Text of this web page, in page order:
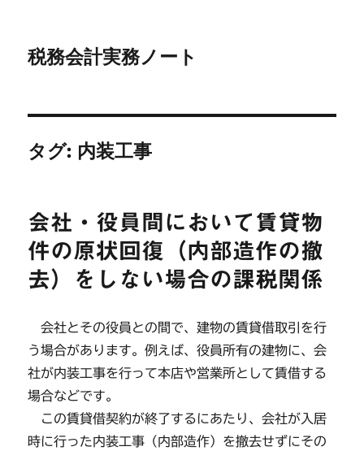
税務会計実務ノート
タグ: 内装工事
会社・役員間において賃貸物
件の原状回復（内部造作の撤
去）をしない場合の課税関係
会社とその役員との間で、建物の賃貸借取引を行
う場合があります。例えば、役員所有の建物に、会
社が内装工事を行って本店や営業所として賃借する
場合などです。
この賃貸借契約が終了するにあたり、会社が入居
時に行った内装工事（内部造作）を撤去せずにその